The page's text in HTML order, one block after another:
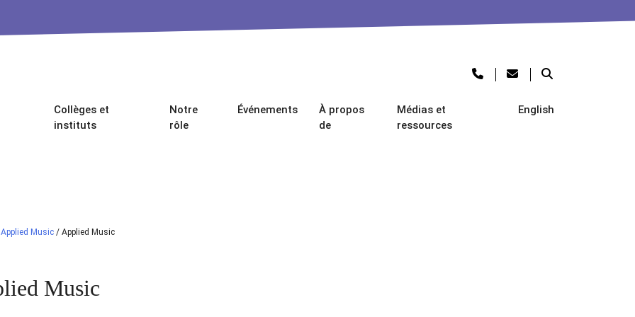
Collèges et
instituts
Notre
rôle
Événements
À propos
de
Médias et
ressources
English
Applied Music / Applied Music
Music